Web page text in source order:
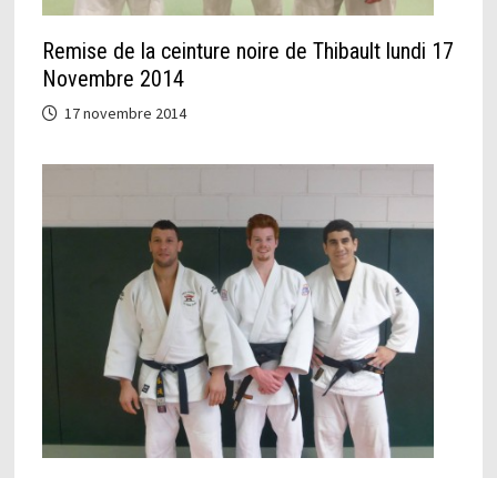
Remise de la ceinture noire de Thibault lundi 17
Novembre 2014
17 novembre 2014